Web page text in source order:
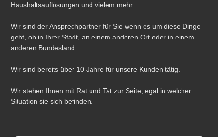
Haushaltsauflösungen und vielem mehr.
Wir sind der Ansprechpartner für Sie wenn es um diese Dinge
geht, ob in Ihrer Stadt, an einem anderen Ort oder in einem
anderen Bundesland.
Wir sind bereits über 10 Jahre für unsere Kunden tätig.
Wir stehen Ihnen mit Rat und Tat zur Seite, egal in welcher
Situation sie sich befinden.